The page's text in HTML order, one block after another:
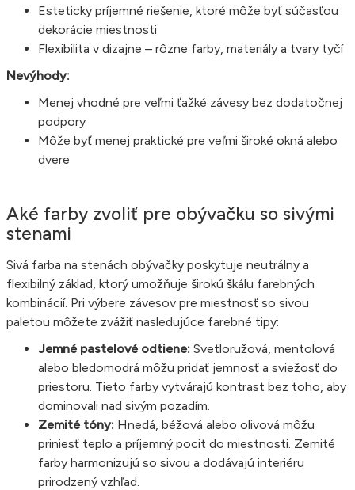
Esteticky príjemné riešenie, ktoré môže byť súčasťou
dekorácie miestnosti
Flexibilita v dizajne – rôzne farby, materiály a tvary tyčí
Nevýhody:
Menej vhodné pre veľmi ťažké závesy bez dodatočnej
podpory
Môže byť menej praktické pre veľmi široké okná alebo
dvere
Aké farby zvoliť pre obývačku so sivými
stenami
Sivá farba na stenách obývačky poskytuje neutrálny a
flexibilný základ, ktorý umožňuje širokú škálu farebných
kombinácií. Pri výbere závesov pre miestnosť so sivou
paletou môžete zvážiť nasledujúce farebné tipy:
Jemné pastelové odtiene: Svetloružová, mentolová
alebo bledomodrá môžu pridať jemnosť a sviežosť do
priestoru. Tieto farby vytvárajú kontrast bez toho, aby
dominovali nad sivým pozadím.
Zemité tóny: Hnedá, béžová alebo olivová môžu
priniesť teplo a príjemný pocit do miestnosti. Zemité
farby harmonizujú so sivou a dodávajú interiéru
prirodzený vzhľad.